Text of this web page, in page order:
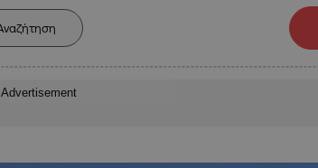
Advertisement